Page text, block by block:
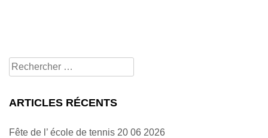
Rechercher
pour:
ARTICLES RÉCENTS
Fête de l’ école de tennis 20 06 2026